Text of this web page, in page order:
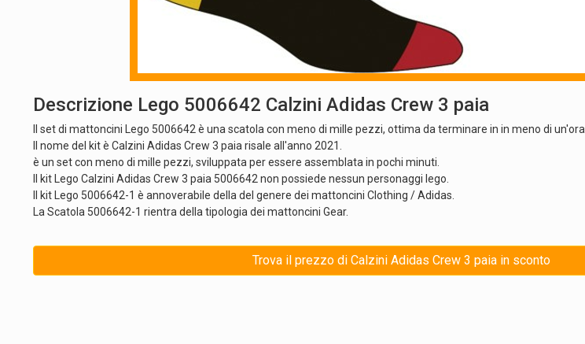
Descrizione Lego 5006642 Calzini Adidas Crew 3 paia
Il set di mattoncini Lego 5006642 è una scatola con meno di mille pezzi, ottima da terminare in in meno di un'ora.
Il nome del kit è Calzini Adidas Crew 3 paia risale all'anno 2021.
è un set con meno di mille pezzi, sviluppata per essere assemblata in pochi minuti.
Il kit Lego Calzini Adidas Crew 3 paia 5006642 non possiede nessun personaggi lego.
Il kit Lego 5006642-1 è annoverabile della del genere dei mattoncini Clothing / Adidas.
La Scatola 5006642-1 rientra della tipologia dei mattoncini Gear.
Trova il prezzo di Calzini Adidas Crew 3 paia in sconto